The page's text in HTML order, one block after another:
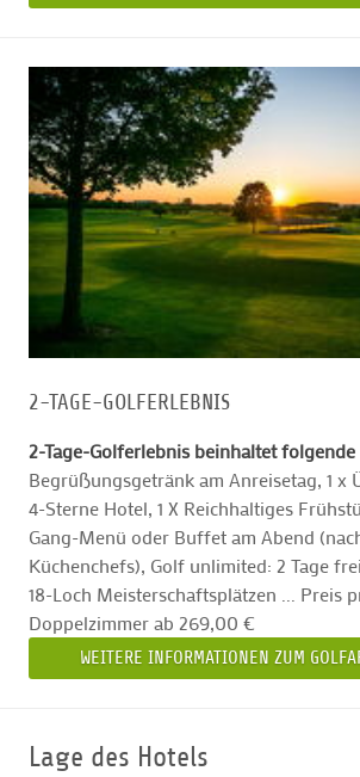
2-TAGE-GOLFERLEBNIS
2-Tage-Golferlebnis beinhaltet
Begrüßungsgetränk am Anreisetag, 1 x
4-Sterne Hotel, 1 X Reichhaltiges
Gang-Menü oder Buffet am Abend
Küchenchefs), Golf unlimited: 2 Tage
18-Loch Meisterschaftsplätzen ... Preis
Doppelzimmer ab 269,00 €
WEITERE INFORMATIONEN ZUM
Lage des Hotels